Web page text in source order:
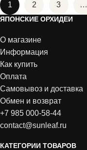
1 2 3 …
ЯПОНСКИЕ ОРХИДЕИ
О магазине
Информация
Как купить
Оплата
Самовывоз и доставка
Обмен и возврат
+7 985 000-58-44
contact@sunleaf.ru
КАТЕГОРИИ ТОВАРОВ